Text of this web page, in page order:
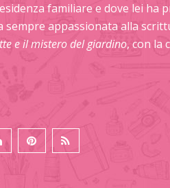
familiare e dove lei ha
sempre appassionata alla
e il mistero del giardino, con la